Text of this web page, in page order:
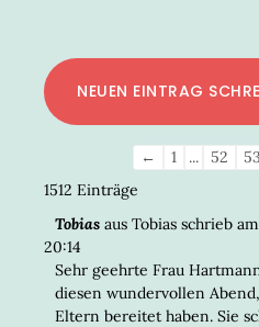
Navigation
← 1 ... 52 53
1512 Einträge
Tobias aus Tobias schrieb am
20:14
Sehr geehrte Frau
diesen wundervollen
Eltern bereitet haben. Sie